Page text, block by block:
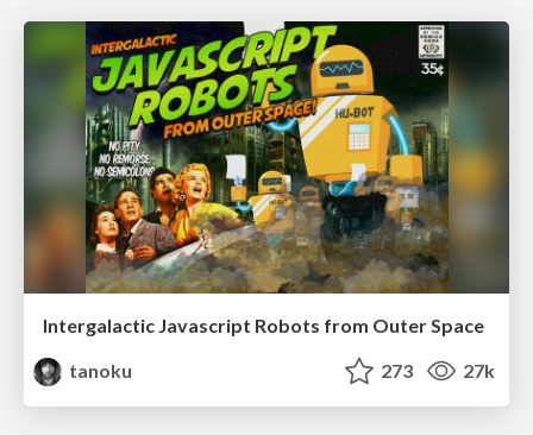
Intergalactic Javascript Robots from Outer Space
tanoku
273 27k